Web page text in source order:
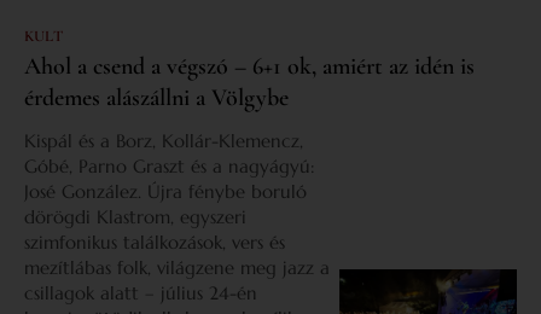
KULT
Ahol a csend a végszó – 6+1 ok, amiért az idén is
érdemes alászállni a Völgybe
Kispál és a Borz, Kollár-Klemencz,
Góbé, Parno Graszt és a nagyágyú:
José González. Újra fénybe boruló
dörögdi Klastrom, egyszeri
szimfonikus találkozások, vers és
mezítlábas folk, világzene meg jazz a
csillagok alatt – július 24-én